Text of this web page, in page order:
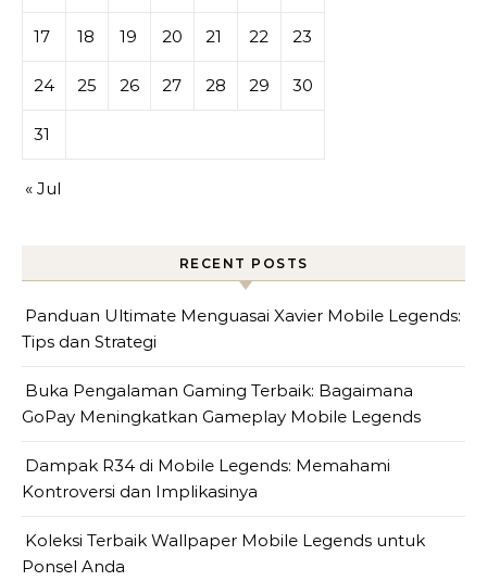
17 18 19 20 21 22 23
24 25 26 27 28 29 30
31
« Jul
RECENT POSTS
Panduan Ultimate Menguasai Xavier Mobile Legends:
Tips dan Strategi
Buka Pengalaman Gaming Terbaik: Bagaimana
GoPay Meningkatkan Gameplay Mobile Legends
Dampak R34 di Mobile Legends: Memahami
Kontroversi dan Implikasinya
Koleksi Terbaik Wallpaper Mobile Legends untuk
Ponsel Anda